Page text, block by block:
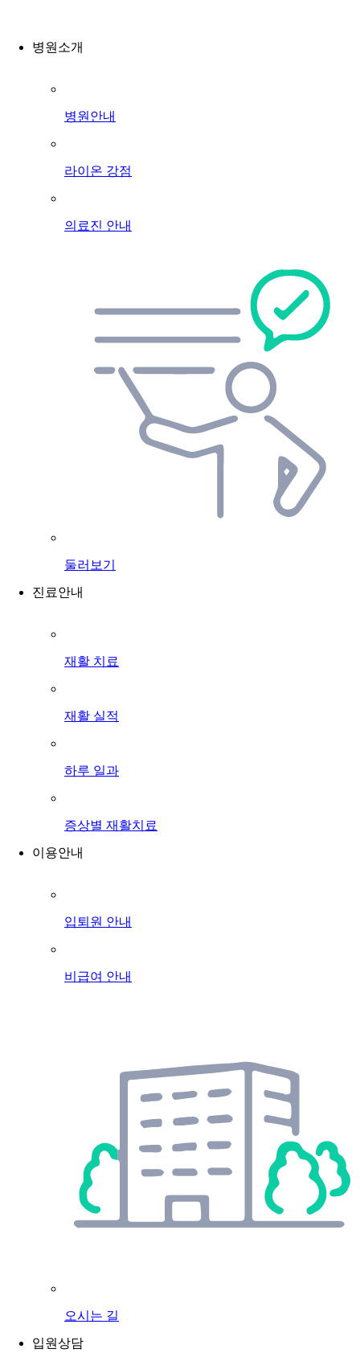
병원소개
병원안내
라이온 강점
의료진 안내
둘러보기
진료안내
재활 치료
재활 실적
하루 일과
증상별 재활치료
이용안내
입퇴원 안내
비급여 안내
오시는 길
입원상담